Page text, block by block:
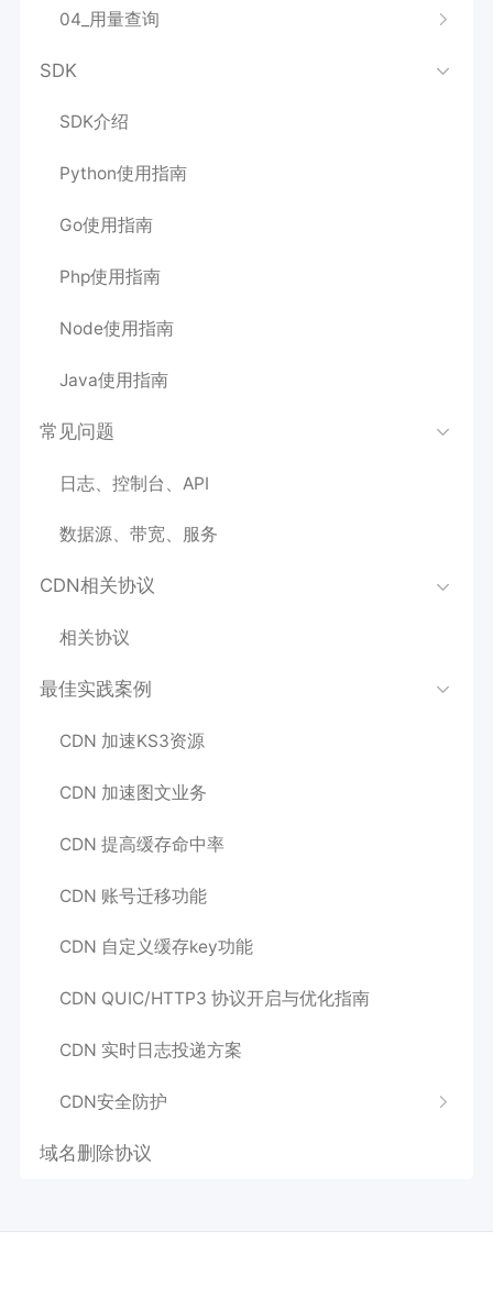
04_用量查询
SDK
SDK介绍
Python使用指南
Go使用指南
Php使用指南
Node使用指南
Java使用指南
常见问题
日志、控制台、API
数据源、带宽、服务
CDN相关协议
相关协议
最佳实践案例
CDN 加速KS3资源
CDN 加速图文业务
CDN 提高缓存命中率
CDN 账号迁移功能
CDN 自定义缓存key功能
CDN QUIC/HTTP3 协议开启与优化指南
CDN 实时日志投递方案
CDN安全防护
域名删除协议